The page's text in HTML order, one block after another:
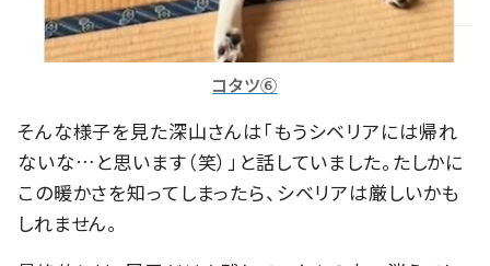
コタツ⑥
そんな様子を見た深山さんは「もうシベリアには帰れ
ないな…と思います（笑）」と話していました。たしかに
この暖かさを知ってしまったら、シベリアは厳しいかも
しれません。